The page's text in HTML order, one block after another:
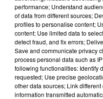
gens deviennent plus
ressentir cette solitude
».
Snow-Globing Is the
Aware of This Holiday
— Cosmopolitan
performance; Understand
of data from different sources;
profiles to personalise content;
content; Use limited data to
detect fraud, and fix errors;
Save and communicate privacy
process personal data such as
following functionalities: Identify
requested; Use precise
other data sources; Link
information transmitted